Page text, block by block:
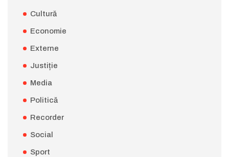
Cultură
Economie
Externe
Justiție
Media
Politică
Recorder
Social
Sport